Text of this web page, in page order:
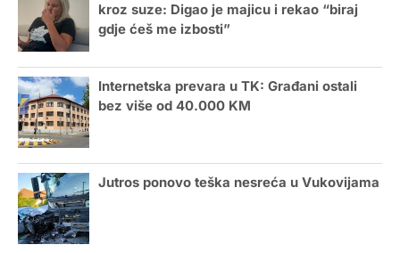
kroz suze: Digao je majicu i rekao “biraj
gdje ćeš me izbosti”
Internetska prevara u TK: Građani ostali
bez više od 40.000 KM
Jutros ponovo teška nesreća u Vukovijama